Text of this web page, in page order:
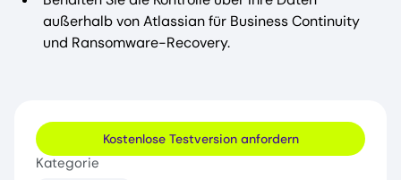
außerhalb von Atlassian für Business Continuity
und Ransomware-Recovery.
Kostenlose Testversion anfordern
Kategorie